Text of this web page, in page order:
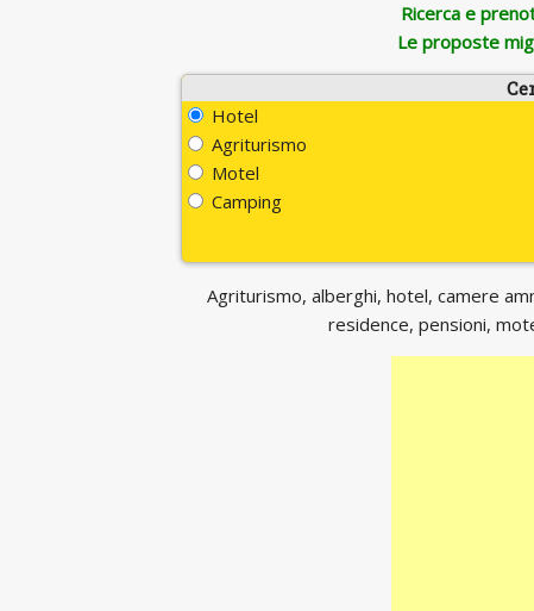
Ricerca e
Le proposte
Hotel
Agriturismo
Motel
Camping
Agriturismo, alberghi, hotel, camere
residence, pensioni,